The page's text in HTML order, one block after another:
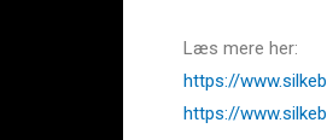
Læs mere her:
https://
https://